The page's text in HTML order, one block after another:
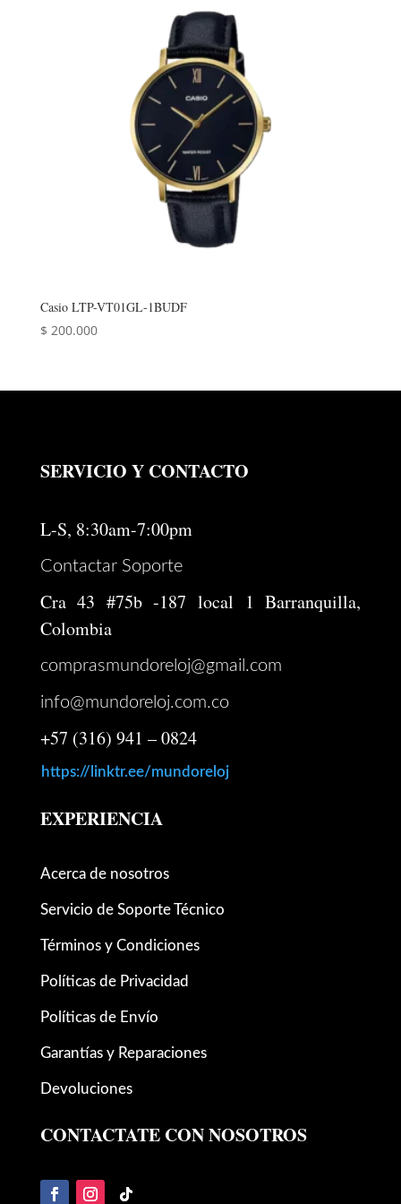
Casio LTP-VT01GL-1BUDF
$ 200.000
SERVICIO Y CONTACTO
L-S, 8:30am-7:00pm
Contactar Soporte
Cra 43 #75b -187 local 1 Barranquilla,
Colombia
comprasmundoreloj@gmail.com
info@mundoreloj.com.co
+57 (316) 941 – 0824
https://linktr.ee/mundoreloj
EXPERIENCIA
Acerca de nosotros
Servicio de Soporte Técnico
Términos y Condiciones
Políticas de Privacidad
Políticas de Envío
Garantías y Reparaciones
Devoluciones
CONTACTATE CON NOSOTROS